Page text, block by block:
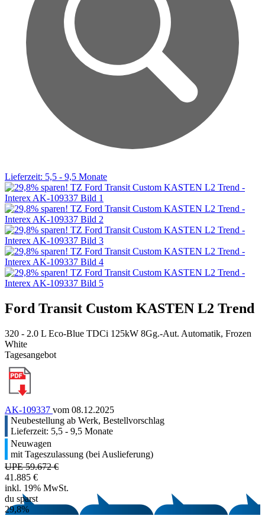
Lieferzeit: 5,5 - 9,5 Monate
Ford Transit Custom KASTEN L2 Trend
320 - 2.0 L Eco-Blue TDCi 125kW 8Gg.-Aut. Automatik, Frozen
White
Tagesangebot
AK-109337 vom 08.12.2025
Neubestellung ab Werk, Bestellvorschlag
Lieferzeit: 5,5 - 9,5 Monate
Neuwagen
mit Tageszulassung (bei Auslieferung)
UPE 59.672 €
41.885 €
inkl. 19% MwSt.
du sparst
29,8%